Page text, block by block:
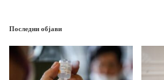
Последни објави